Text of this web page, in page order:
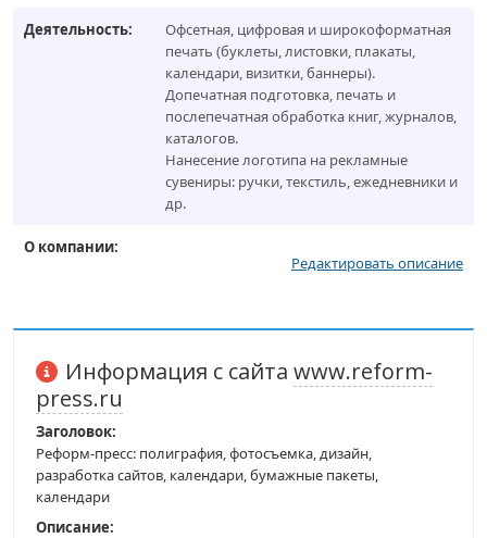
Деятельность:
Офсетная, цифровая и широкоформатная
печать (буклеты, листовки, плакаты,
календари, визитки, баннеры).
Допечатная подготовка, печать и
послепечатная обработка книг, журналов,
каталогов.
Нанесение логотипа на рекламные
сувениры: ручки, текстиль, ежедневники и
др.
О компании:
Редактировать описание
Информация с сайта www.reform-
press.ru
Заголовок:
Реформ-пресс: полиграфия, фотосъемка, дизайн,
разработка сайтов, календари, бумажные пакеты,
календари
Описание: